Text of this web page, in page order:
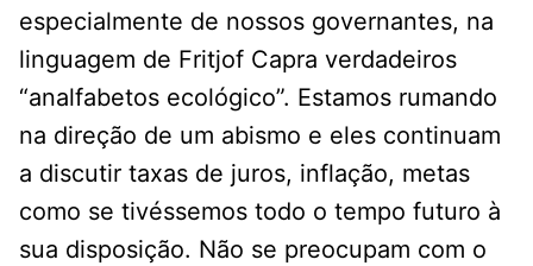
especialmente de nossos governantes, na
linguagem de Fritjof Capra verdadeiros
“analfabetos ecológico”. Estamos rumando
na direção de um abismo e eles continuam
a discutir taxas de juros, inflação, metas
como se tivéssemos todo o tempo futuro à
sua disposição. Não se preocupam com o